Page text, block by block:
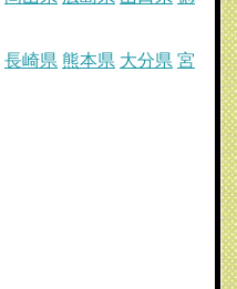
長崎県 熊本県 大分県 宮